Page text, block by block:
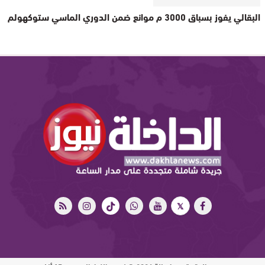
البقالي يفوز بسباق 3000 م موانع ضمن الدوري الماسي ستوكهولم